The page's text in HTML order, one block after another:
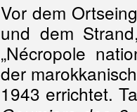
Vor dem
und dem
„Nécropole
der
1943 errichtet.